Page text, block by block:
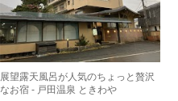
展望露天風呂が人気のちょっと贅沢
なお宿 - 戸田温泉 ときわや